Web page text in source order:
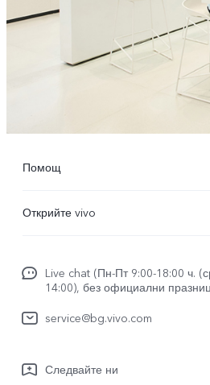
Помощ
изпрати за ремонт
Удостоверяване на IMEI
Регистрационен файл за
Открийте vivo
За нас
Правни известия
Център за поверителност на vivo
Live chat (Пн-Пт 9:00-18:00 ч.
14:00), без официални
service@bg.vivo.com
Следвайте ни